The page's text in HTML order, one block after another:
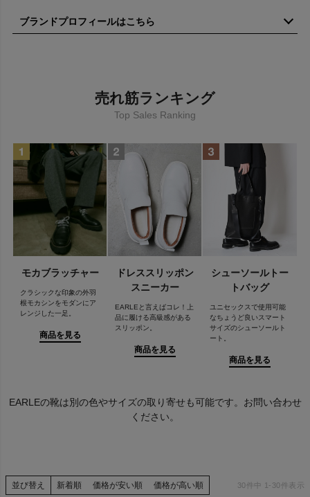
ブランドプロフィールはこちら
『エレガント』『シンプル』『日常性と非日常性』をベーステー
レザーシューズ、ブーツ、バッグのラインナップ。
EARLE/ Elegance in daily fashion Respecting for universal and
classic beauty standards, "Eleganct", "Simple" and "Ordinariness
and Extraordinariness" are our basic themes.
We pursue products which are composed of compounding
various elemets.
The product lineup of leather shoes, boots, and bags.
【EARLE】マテリアル＆製法
独自に製作したカップインソールを全レザーシューズに取り入
れ、中敷き材にはムレや滑りの少ないカウレザーを使用。
通常のレザーシューズとは異なる履き心地良さと、履く人自身の
足に馴染んだインソールとなる。
シューズのスタイルに合わせ独自のレシピによって開発したレザ
ーをベースに、国内外の厳選したマテリアルを使用。
持ち主が完成されることを目標に過度な仕上げや加工はせず、履
ンに合わせその他ステッチダウン製法や セメンテッド製法などの
1985年大阪府生まれ。 ファッション専門学校でシューズを専攻
し卒業後、
売れ筋ランキング
Top Sales Ranking
モカブラッチャー
クラシックな印象の外羽
根モカシンをモダンにア
レンジした一足。
商品を見る
ドレススリッポン
スニーカー
EARLEと言えばコレ！上
品に履ける高級感がある
スリッポン。
商品を見る
シューソールトー
トバッグ
ユニセックスで使用可能
なちょうど良いスマート
サイズのシューソールト
ート。
商品を見る
EARLEの靴は別の色やサイズの取り寄せも可能です。お問い合わせ
ください。
並び替え 新着順 価格が安い順 価格が高い順 30件中 1 - 30件表示